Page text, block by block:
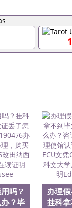
么材料551190476
办理假毕业
业证,没毕业可以
不齐而被拒之门外
理想毕不了业怎么
理551190476国外
哪里可以修改
证QQ微信
毕业证QQ微信
凭回国认证QQ微
烫金照片QQ微信
尔兰留学回国证明
买国外文凭
微信551190476
证价格QQ微信
外可查文凭QQ微
国外资格
吗？
？毕
办理
挂科